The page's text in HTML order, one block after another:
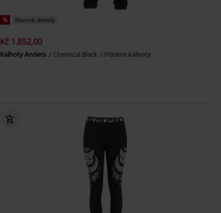
% Kovové detaily
Kč 1.852,00
Kalhoty Anders Chemical Black Plátěné kalhoty